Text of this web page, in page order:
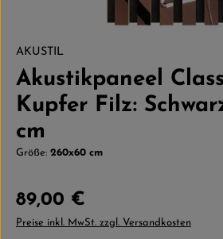
AKUSTIL
Akustikpaneel
Kupfer Filz:
cm
Größe: 260x60 cm
Regulärer Preis:
89,00 €
Preise inkl. MwSt. zzgl. Versandkosten